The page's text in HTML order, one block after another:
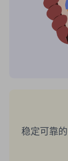
稳定可靠